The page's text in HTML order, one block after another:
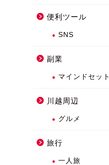
便利ツール
SNS
副業
マインドセット
川越周辺
グルメ
旅行
一人旅